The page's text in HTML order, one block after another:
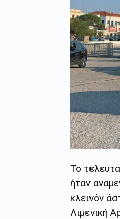
Το
ήταν
κλεινόν
Λιμενική